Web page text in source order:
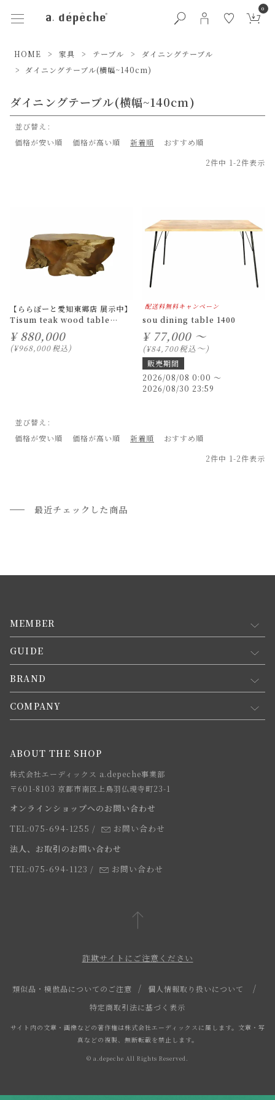
0
HOME 家具 テーブル
ダイニングテーブル
ダイニングテーブル(横幅~140cm)
ダイニングテーブル(横幅~140cm)
並び替え
価格が安い順
価格が高い順 新着順
おすすめ順
2件中 1-2件表示
【ららぽーと愛知東郷店 展示中】
Tisum teak wood table
2310-1
¥ 880,000
¥968,000税込
配送料無料キャンペーン
sou dining table 1400
¥ 77,000 ～
¥84,700税込〜
販売期間
2026/08/08 0:00 〜
2026/08/30 23:59
並び替え
価格が安い順
価格が高い順 新着順
おすすめ順
2件中 1-2件表示
最近チェックした商品
MEMBER
マイページ
新規会員登録
会員規約について
GUIDE
お買い物ガイド
会員登録について
お支払方法について
お届けについて
よくあるご質問
BRAND
コンセプト
webカタログ
COMPANY
店舗一覧
求人情報
法人のお客様
スタッフ
ABOUT THE SHOP
株式会社エーディックス a.depeche事業部
〒601-8103 京都市南区上鳥羽仏現寺町23-1
オンラインショップへのお問い合わせ
TEL:075-694-1255 /
お問い合わせ
法人、お取引のお問い合わせ
TEL:075-694-1123 / お問い合わせ
詐欺サイトにご注意ください
類似品・模倣品についてのご注意
個人情報取り扱いについて
特定商取引法に基づく表示
サイト内の文章・画像などの著作権は株式会社エーディックスに属します。文章・写
真などの複製、無断転載を禁止します。
© a.depeche All Rights Reserved.